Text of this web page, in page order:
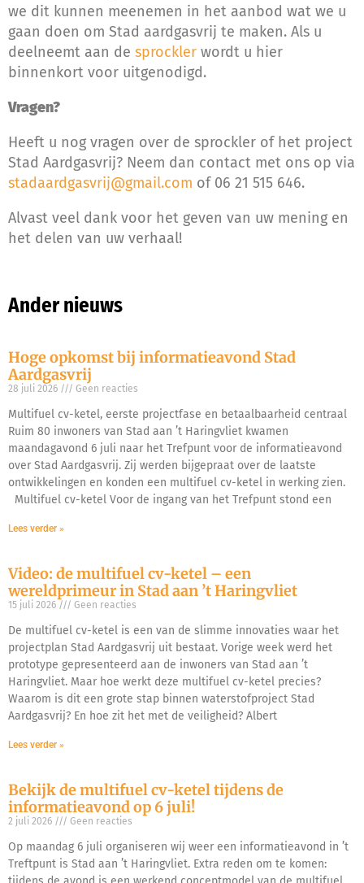
we dit kunnen meenemen in het aanbod wat we u
gaan doen om Stad aardgasvrij te maken. Als u
deelneemt aan de sprockler wordt u hier
binnenkort voor uitgenodigd.
Vragen?
Heeft u nog vragen over de sprockler of het project
Stad Aardgasvrij? Neem dan contact met ons op via
stadaardgasvrij@gmail.com of 06 21 515 646.
Alvast veel dank voor het geven van uw mening en
het delen van uw verhaal!
Ander nieuws
Hoge opkomst bij informatieavond Stad
Aardgasvrij
28 juli 2026 Geen reacties
Multifuel cv-ketel, eerste projectfase en betaalbaarheid centraal
Ruim 80 inwoners van Stad aan ’t Haringvliet kwamen
maandagavond 6 juli naar het Trefpunt voor de informatieavond
over Stad Aardgasvrij. Zij werden bijgepraat over de laatste
ontwikkelingen en konden een multifuel cv-ketel in werking zien.
Multifuel cv-ketel Voor de ingang van het Trefpunt stond een
Lees verder »
Video: de multifuel cv-ketel – een
wereldprimeur in Stad aan ’t Haringvliet
15 juli 2026 Geen reacties
De multifuel cv-ketel is een van de slimme innovaties waar het
projectplan Stad Aardgasvrij uit bestaat. Vorige week werd het
prototype gepresenteerd aan de inwoners van Stad aan ’t
Haringvliet. Maar hoe werkt deze multifuel cv-ketel precies?
Waarom is dit een grote stap binnen waterstofproject Stad
Aardgasvrij? En hoe zit het met de veiligheid? Albert
Lees verder »
Bekijk de multifuel cv-ketel tijdens de
informatieavond op 6 juli!
2 juli 2026 Geen reacties
Op maandag 6 juli organiseren wij weer een informatieavond in ’t
Treftpunt is Stad aan ’t Haringvliet. Extra reden om te komen: